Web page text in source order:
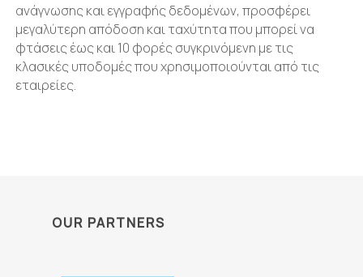
ανάγνωσης και εγγραφής δεδομένων, προσφέρει
μεγαλύτερη απόδοση και ταχύτητα που μπορεί να
φτάσεις έως και 10 φορές συγκρινόμενη με τις
κλασικές υποδομές που χρησιμοποιούνται από τις
εταιρείες.
OUR PARTNERS